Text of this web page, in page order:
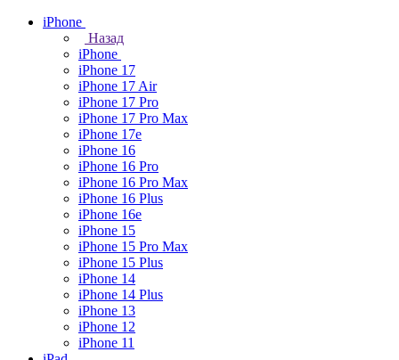
iPhone
Назад
iPhone
iPhone 17
iPhone 17 Air
iPhone 17 Pro
iPhone 17 Pro Max
iPhone 17e
iPhone 16
iPhone 16 Pro
iPhone 16 Pro Max
iPhone 16 Plus
iPhone 16e
iPhone 15
iPhone 15 Pro Max
iPhone 15 Plus
iPhone 14
iPhone 14 Plus
iPhone 13
iPhone 12
iPhone 11